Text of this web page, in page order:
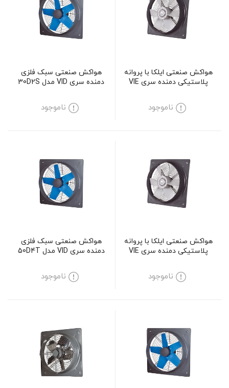
هواکش صنعتی ایلکا با پروانه
پلاستیکی دمنده سری VIE
ناموجود
هواکش صنعتی سبک فلزی
دمنده سری VID مدل 30D2S
ناموجود
هواکش صنعتی ایلکا با پروانه
پلاستیکی دمنده سری VIE
ناموجود
هواکش صنعتی سبک فلزی
دمنده سری VID مدل 50D4T
ناموجود